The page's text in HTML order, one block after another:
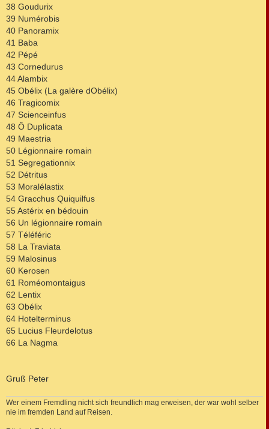
38 Goudurix
39 Numérobis
40 Panoramix
41 Baba
42 Pépé
43 Cornedurus
44 Alambix
45 Obélix (La galère dObélix)
46 Tragicomix
47 Scienceinfus
48 Ô Duplicata
49 Maestria
50 Légionnaire romain
51 Segregationnix
52 Détritus
53 Moralélastix
54 Gracchus Quiquilfus
55 Astérix en bédouin
56 Un légionnaire romain
57 Téléféric
58 La Traviata
59 Malosinus
60 Kerosen
61 Roméomontaigus
62 Lentix
63 Obélix
64 Hotelterminus
65 Lucius Fleurdelotus
66 La Nagma
Gruß Peter
Wer einem Fremdling nicht sich freundlich mag erweisen, der war wohl selber
nie im fremden Land auf Reisen.